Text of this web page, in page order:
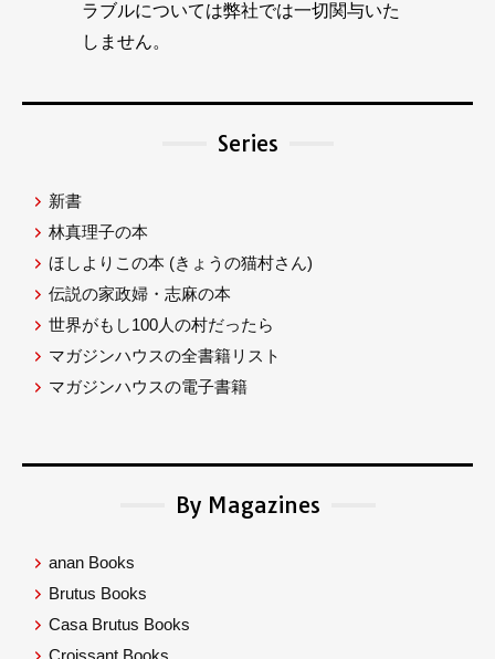
ラブルについては弊社では一切関与いた
しません。
Series
新書
林真理子の本
ほしよりこの本 (きょうの猫村さん)
伝説の家政婦・志麻の本
世界がもし100人の村だったら
マガジンハウスの全書籍リスト
マガジンハウスの電子書籍
By Magazines
anan Books
Brutus Books
Casa Brutus Books
Croissant Books